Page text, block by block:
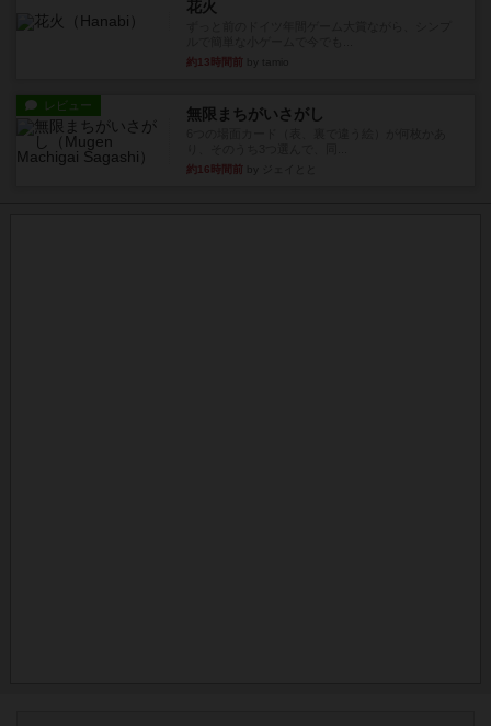
花火
約13時間前
レビュー 無限まちがいさがし
約16時間前